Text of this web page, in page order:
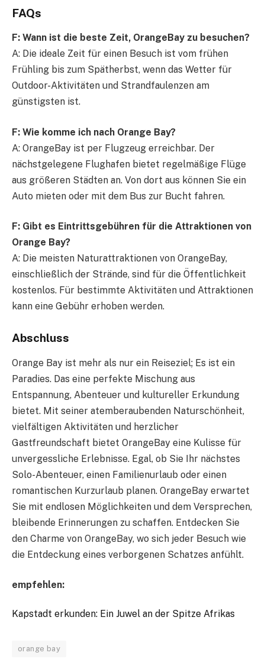
FAQs
F: Wann ist die beste Zeit, OrangeBay zu besuchen?
A: Die ideale Zeit für einen Besuch ist vom frühen
Frühling bis zum Spätherbst, wenn das Wetter für
Outdoor-Aktivitäten und Strandfaulenzen am
günstigsten ist.
F: Wie komme ich nach Orange Bay?
A: OrangeBay ist per Flugzeug erreichbar. Der
nächstgelegene Flughafen bietet regelmäßige Flüge
aus größeren Städten an. Von dort aus können Sie ein
Auto mieten oder mit dem Bus zur Bucht fahren.
F: Gibt es Eintrittsgebühren für die Attraktionen von
Orange Bay?
A: Die meisten Naturattraktionen von OrangeBay,
einschließlich der Strände, sind für die Öffentlichkeit
kostenlos. Für bestimmte Aktivitäten und Attraktionen
kann eine Gebühr erhoben werden.
Abschluss
Orange Bay ist mehr als nur ein Reiseziel; Es ist ein
Paradies. Das eine perfekte Mischung aus
Entspannung, Abenteuer und kultureller Erkundung
bietet. Mit seiner atemberaubenden Naturschönheit,
vielfältigen Aktivitäten und herzlicher
Gastfreundschaft bietet OrangeBay eine Kulisse für
unvergessliche Erlebnisse. Egal, ob Sie Ihr nächstes
Solo-Abenteuer, einen Familienurlaub oder einen
romantischen Kurzurlaub planen. OrangeBay erwartet
Sie mit endlosen Möglichkeiten und dem Versprechen,
bleibende Erinnerungen zu schaffen. Entdecken Sie
den Charme von OrangeBay, wo sich jeder Besuch wie
die Entdeckung eines verborgenen Schatzes anfühlt.
empfehlen:
Kapstadt erkunden: Ein Juwel an der Spitze Afrikas
orange bay